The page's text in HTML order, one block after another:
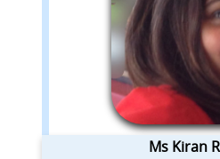
Ms Kiran